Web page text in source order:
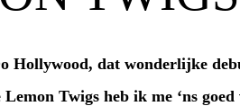
Hollywood, dat wonderlijke
Twigs heb ik me ‘ns